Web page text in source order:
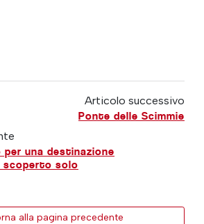
Articolo successivo
Ponte delle Scimmie
per una destinazione
scoperto solo
alla pagina precedente